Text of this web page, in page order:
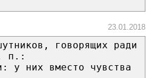
23.01.2018
говорящих ради
п.:
у них вместо чувства